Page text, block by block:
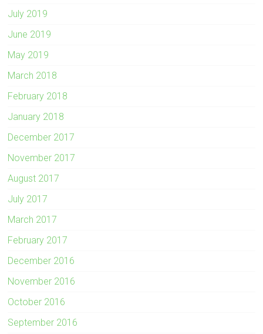
July 2019
June 2019
May 2019
March 2018
February 2018
January 2018
December 2017
November 2017
August 2017
July 2017
March 2017
February 2017
December 2016
November 2016
October 2016
September 2016